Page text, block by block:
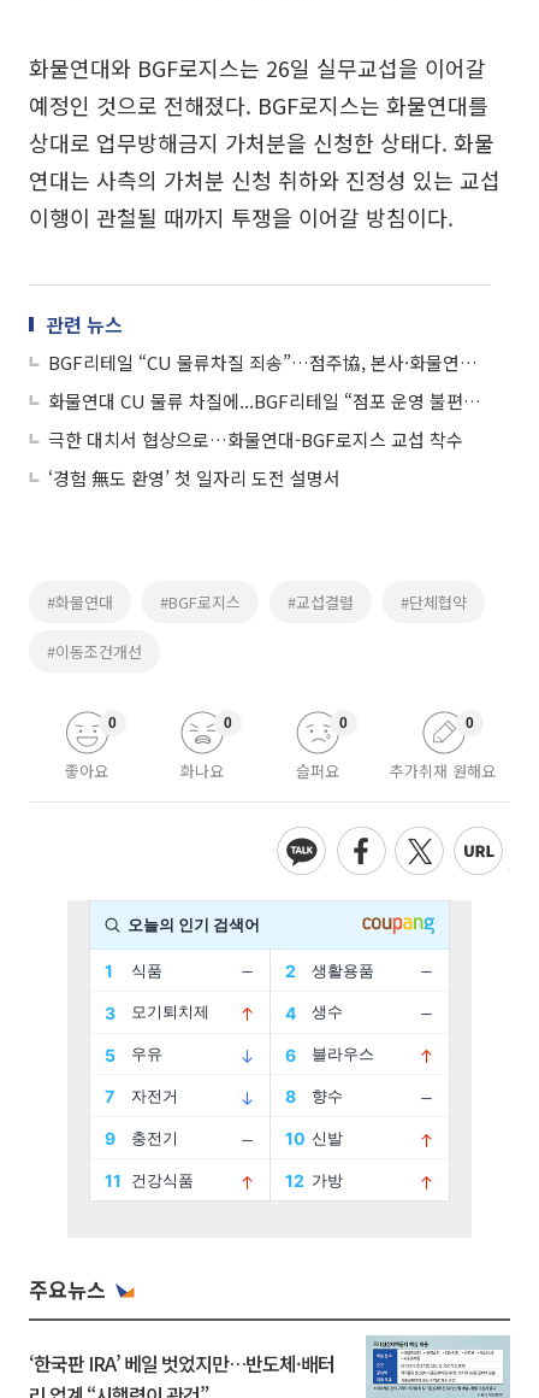
화물연대와 BGF로지스는 26일 실무교섭을 이어갈
예정인 것으로 전해졌다. BGF로지스는 화물연대를
상대로 업무방해금지 가처분을 신청한 상태다. 화물
연대는 사측의 가처분 신청 취하와 진정성 있는 교섭
이행이 관철될 때까지 투쟁을 이어갈 방침이다.
관련 뉴스
BGF리테일 “CU 물류차질 죄송”…점주協, 본사·화물연대에 피해보상 내용증명 발송(종합)
화물연대 CU 물류 차질에...BGF리테일 “점포 운영 불편에 죄송, 정상화에 총력”
극한 대치서 협상으로…화물연대-BGF로지스 교섭 착수
‘경험 無도 환영’ 첫 일자리 도전 설명서
#화물연대 #BGF로지스 #교섭결렬 #단체협약
#이동조건개선
좋아요
0
화나요
0
슬퍼요
0
추가취재 원해요
0
주요뉴스
‘한국판 IRA’ 베일 벗었지만…반도체·배터